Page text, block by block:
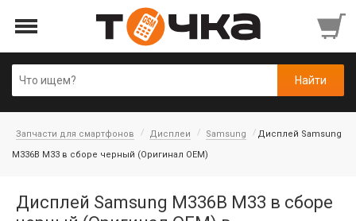
Запчасти для смартфонов Дисплеи Samsung
Дисплей Samsung
M336B M33 в сборе черный (Оригинал OEM)
Дисплей Samsung M336B M33 в сборе